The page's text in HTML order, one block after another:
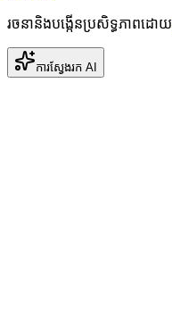
រចនានិងបង្កើនប្រសិទ្ធភាពដោយ
ការស្វែងរក AI